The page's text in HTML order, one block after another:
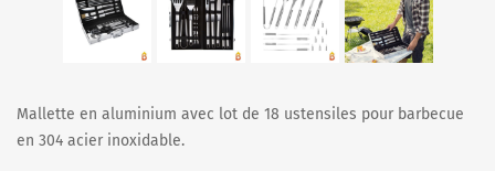
Mallette en aluminium avec lot de 18 ustensiles pour barbecue
en 304 acier inoxidable.